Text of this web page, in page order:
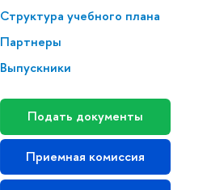
Структура учебного плана
Партнеры
Выпускники
Подать документы
Приемная комиссия